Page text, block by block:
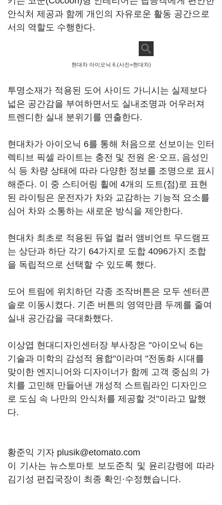
안식처 제공과 함께 개인의 자유로운 활동 공간으로
서의 역할도 수행한다.
현대차 아이오닉 6.(사진=현대차)
투명소재가 적용된 도어 사이드 가니시는 실제보다
넓은 공간감을 부여하면서도 실내조명과 어우러져
트렌디한 실내 분위기를 연출한다.
현대차가 아이오닉 6를 통해 처음으로 선보이는 인터
렉티브 픽셀 라이트는 충전 및 전원 온·오프, 음성인
식 등 차량 상태에 따라 다양한 정보를 조명으로 표시
해준다. 이 중 스티어링 휠에 4개의 도트(점)로 표현
된 라이팅은 운전자가 차와 교감하는 기능적 요소를
심어 차와 소통하는 새로운 방식을 제안한다.
현대차 최초로 적용된 듀얼 컬러 앰비언트 무드램프
는 상단과 하단 각기 64가지로 도합 4096가지 조합
을 독립적으로 선택할 수 있도록 했다.
도어 트림에 위치하던 각종 조작버튼은 모두 센터콘
솔로 이동시켰다. 기존 버튼의 영역만큼 두께를 줄여
실내 공간감을 극대화했다.
이상엽 현대디자인센터장 부사장은 "아이오닉 6는
기술과 미학의 감성적 융합"이라며 "전동화 시대를
맞이한 엔지니어와 디자이너가 함께 고객 중심의 가
치를 고민해 만들어낸 개성적 스트림라인 디자인으
로 도심 속 나만의 안식처를 제공할 것"이라고 말했
다.
황준익 기자 plusik@etomato.com
이 기사는 뉴스토마토 보도준칙 및 윤리강령에 따라
김기성 편집국장이 최종 확인·수정했습니다.